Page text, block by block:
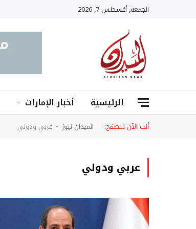
الجمعة, أغسطس 7, 2026
الرئيسية أخبار الإمارات
أنت الآن تتصفح: الميدان نيوز - عربي ودولي
عربي ودولي